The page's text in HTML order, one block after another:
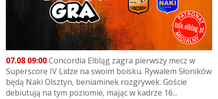
07.08 09:00Concordia Elbląg zagra pierwszy mecz w
Superscore IV Lidze na swoim boisku. Rywalem Słoników
będą Naki Olsztyn, beniaminek rozgrywek. Goście
debiutują na tym poziomie, mając w kadrze 16...